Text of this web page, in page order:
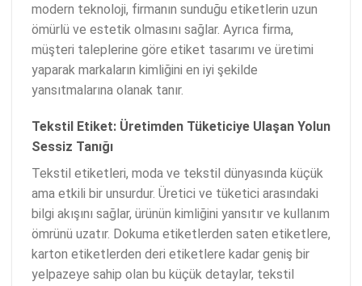
modern teknoloji, firmanın sunduğu etiketlerin uzun
ömürlü ve estetik olmasını sağlar. Ayrıca firma,
müşteri taleplerine göre etiket tasarımı ve üretimi
yaparak markaların kimliğini en iyi şekilde
yansıtmalarına olanak tanır.
Tekstil Etiket: Üretimden Tüketiciye Ulaşan Yolun
Sessiz Tanığı
Tekstil etiketleri, moda ve tekstil dünyasında küçük
ama etkili bir unsurdur. Üretici ve tüketici arasındaki
bilgi akışını sağlar, ürünün kimliğini yansıtır ve kullanım
ömrünü uzatır. Dokuma etiketlerden saten etiketlere,
karton etiketlerden deri etiketlere kadar geniş bir
yelpazeye sahip olan bu küçük detaylar, tekstil